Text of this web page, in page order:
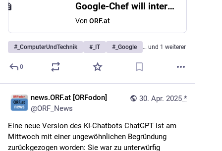
Google-Chef will interne Suchdaten nicht hergeben
Von ORF.at
# _ComputerUndTechnik # _IT # _Google … und 1 weiterer
0
30. Apr. 2025 *
news.ORF.at [ORFodon]
@ORF_News
Eine neue Version des KI-Chatbots ChatGPT ist am
Mittwoch mit einer ungewöhnlichen Begründung
zurückgezogen worden: Sie war zu unterwürfig